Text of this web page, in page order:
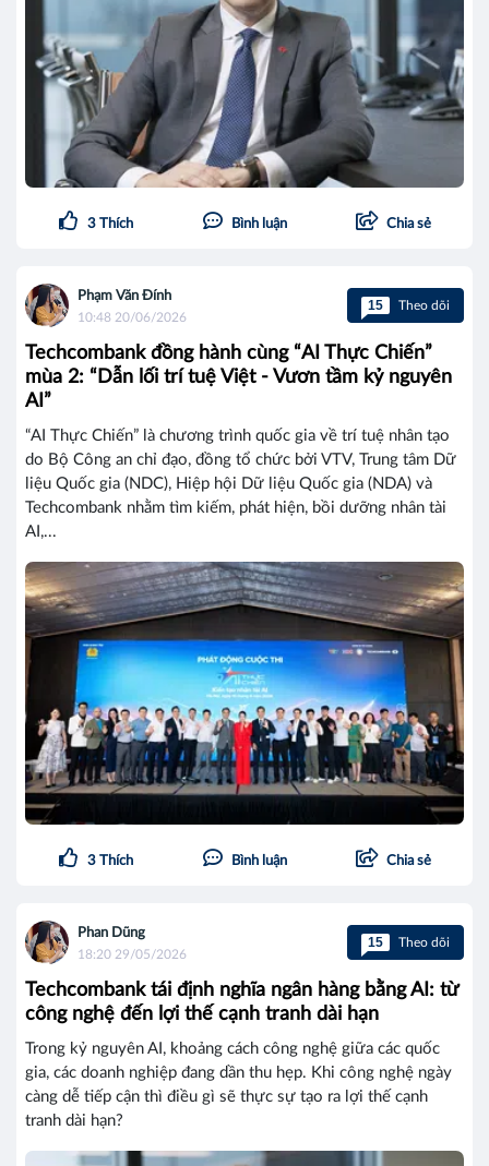
3 Thích Bình luận Chia sẻ
Phạm Văn Đính
10:48 20/06/2026
15 Theo dõi
Techcombank đồng hành cùng “AI Thực Chiến”
mùa 2: “Dẫn lối trí tuệ Việt - Vươn tầm kỷ nguyên
AI”
“AI Thực Chiến” là chương trình quốc gia về trí tuệ nhân tạo
do Bộ Công an chỉ đạo, đồng tổ chức bởi VTV, Trung tâm Dữ
liệu Quốc gia (NDC), Hiệp hội Dữ liệu Quốc gia (NDA) và
Techcombank nhằm tìm kiếm, phát hiện, bồi dưỡng nhân tài
AI,...
3 Thích Bình luận Chia sẻ
Phan Dũng
18:20 29/05/2026
15 Theo dõi
Techcombank tái định nghĩa ngân hàng bằng AI: từ
công nghệ đến lợi thế cạnh tranh dài hạn
Trong kỷ nguyên AI, khoảng cách công nghệ giữa các quốc
gia, các doanh nghiệp đang dần thu hẹp. Khi công nghệ ngày
càng dễ tiếp cận thì điều gì sẽ thực sự tạo ra lợi thế cạnh
tranh dài hạn?